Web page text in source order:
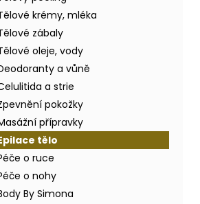
krémy, mléka
zábaly
oleje, vody
a vůně
a strie
pokožky
přípravky
tělo
o ruce
o nohy
By Simona
BY SIMONA BANÁN ORGANICKÉ
VYRÁBĚNÉ BAMBUCKÉ MÁSLO